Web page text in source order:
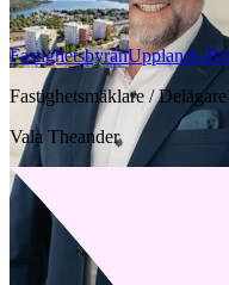
FastighetsbyrånUpplands-
Fastighetsmäklare /
Vala Theander